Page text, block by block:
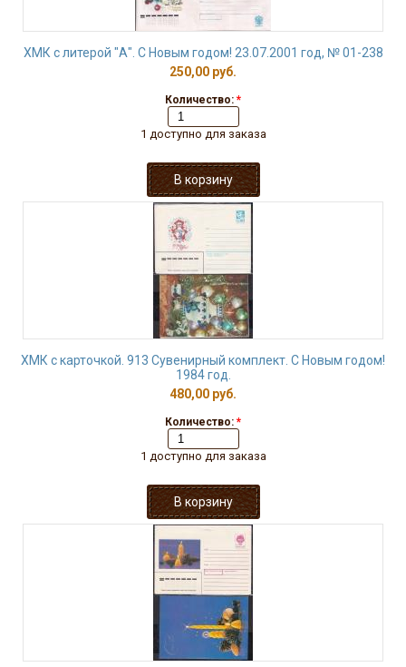
ХМК с литерой "А". С Новым годом! 23.07.2001 год, № 01-238
250,00 руб.
Количество: *
1 доступно для заказа
ХМК с карточкой. 913 Сувенирный комплект. С Новым годом!
1984 год.
480,00 руб.
Количество: *
1 доступно для заказа